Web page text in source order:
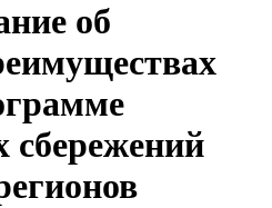
об
сбережений